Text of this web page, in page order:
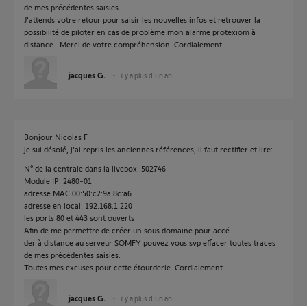
de mes précédentes saisies.
J'attends votre retour pour saisir les nouvelles infos et retrouver la
possibilité de piloter en cas de problème mon alarme protexiom à
distance . Merci de votre compréhension. Cordialement
jacques G. il y a plus d'un an
Bonjour Nicolas F.
je sui désolé, j'ai repris les anciennes références, il faut rectifier et lire:
N° de la centrale dans la livebox: 502746
Module IP: 2480-01
adresse MAC 00:50:c2:9a:8c:a6
adresse en local: 192.168.1.220
les ports 80 et 443 sont ouverts
Afin de me permettre de créer un sous domaine pour accé
der à distance au serveur SOMFY pouvez vous svp effacer toutes traces
de mes précédentes saisies.
Toutes mes excuses pour cette étourderie. Cordialement
jacques G. il y a plus d'un an